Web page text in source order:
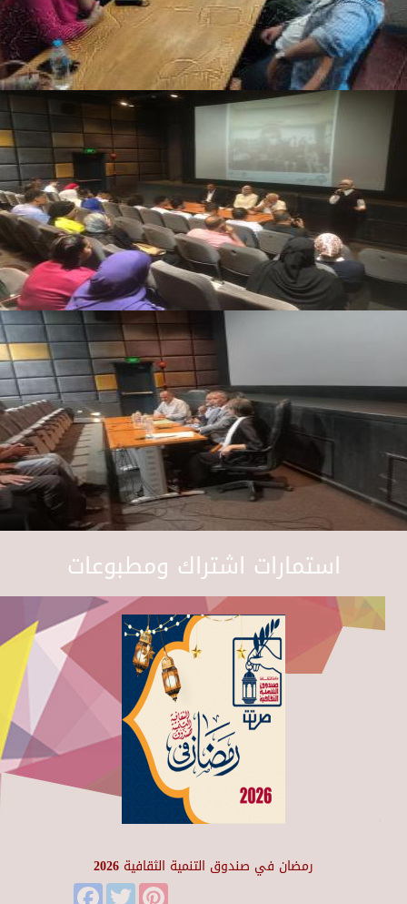
استمارات اشتراك ومطبوعات
رمضان في صندوق التنمية الثقافية 2026
FacebookTwitter